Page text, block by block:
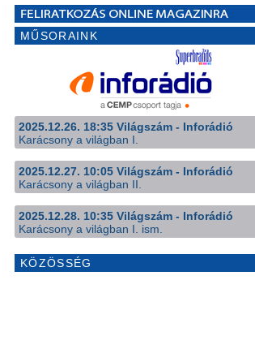
MŰSORAINK
2025.12.26. 18:35 Világszám - Inforádió
Karácsony a világban I.
2025.12.27. 10:05 Világszám - Inforádió
Karácsony a világban II.
2025.12.28. 10:35 Világszám - Inforádió
Karácsony a világban I. ism.
KÖZÖSSÉG